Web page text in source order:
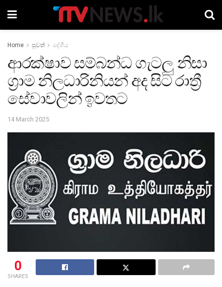
Home පුවත් දේශීය
ආරක්ෂාව සම්බන්ධ ගැටලු නිසා
ග්‍රාම නිලධාරිනියන් අද සිට රාත්‍රී
සේවාවලින් ඉවතට
14 March 2025
0
SHARES